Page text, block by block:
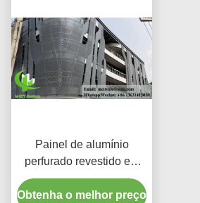
Painel de alumínio
perfurado revestido em
pó com cores RAL
personalizadas e padrões
Obtenha o melhor preço